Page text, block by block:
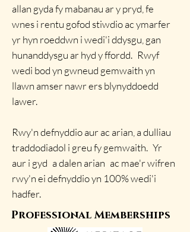
allan gyda fy mabanau ar y pryd, fe
wnes i rentu gofod stiwdio ac ymarfer
yr hyn roeddwn i wedi'i ddysgu, gan
hunanddysgu ar hyd y ffordd. Rwyf
wedi bod yn gwneud gemwaith yn
llawn amser nawr ers blynyddoedd
lawer.
Rwy'n defnyddio aur ac arian, a dulliau
traddodiadol i greu fy gemwaith. Yr
aur i gyd a dalen arian ac mae'r wifren
rwy'n ei defnyddio yn 100% wedi'i
hadfer.
Professional Memberships